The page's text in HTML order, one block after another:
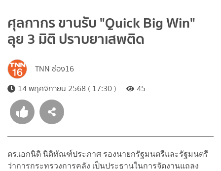
ศุลกากร ขานรับ "Quick Big Win"
ลุย 3 มิติ ปราบยาเสพติด
TNN ช่อง16
14 พฤศจิกายน 2568 ( 17:30 )
45
ดร.เอกนิติ นิติทัณฑ์ประภาศ รองนายกรัฐมนตรีและรัฐมนตรี
ว่าการกระทรวงการคลัง เป็นประธานในการจัดงานแถลง